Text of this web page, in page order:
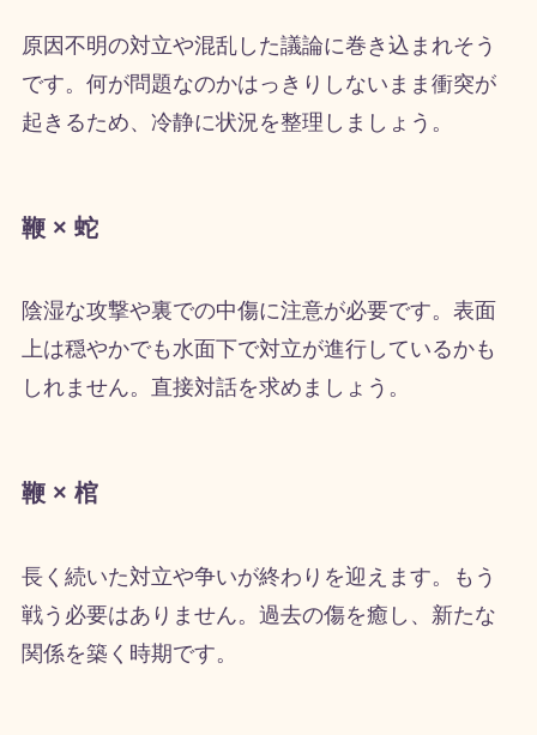
原因不明の対立や混乱した議論に巻き込まれそう
です。何が問題なのかはっきりしないまま衝突が
起きるため、冷静に状況を整理しましょう。
鞭 × 蛇
陰湿な攻撃や裏での中傷に注意が必要です。表面
上は穏やかでも水面下で対立が進行しているかも
しれません。直接対話を求めましょう。
鞭 × 棺
長く続いた対立や争いが終わりを迎えます。もう
戦う必要はありません。過去の傷を癒し、新たな
関係を築く時期です。